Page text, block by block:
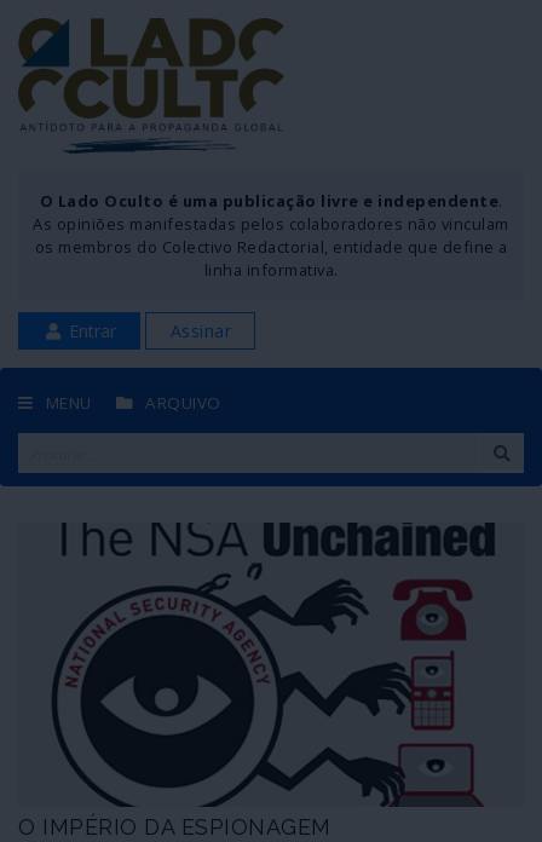
O Lado Oculto é uma publicação livre e independente.
As opiniões manifestadas pelos colaboradores não vinculam
os membros do Colectivo Redactorial, entidade que define a
linha informativa.
Entrar Assinar
MENU ARQUIVO
O IMPÉRIO DA ESPIONAGEM